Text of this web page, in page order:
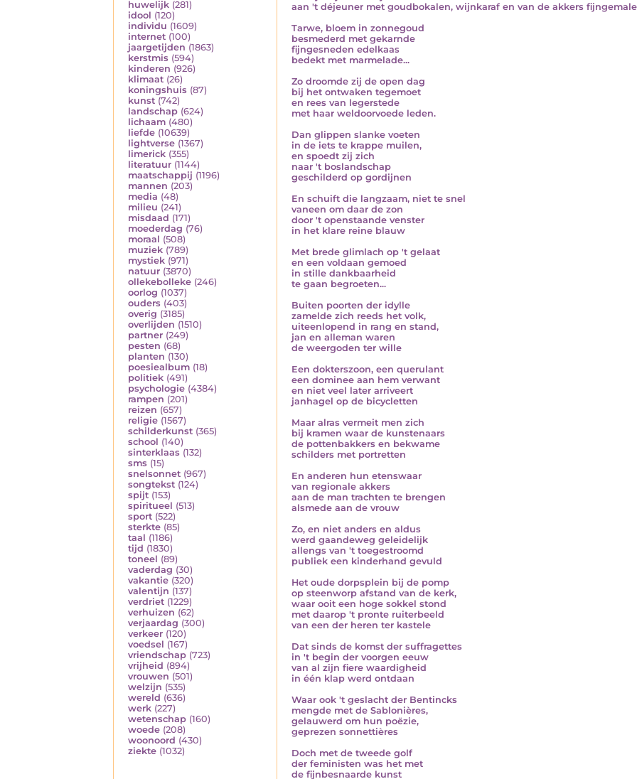
huwelijk (281)
idool (120)
individu (1609)
internet (100)
jaargetijden (1863)
kerstmis (594)
kinderen (926)
klimaat (26)
koningshuis (87)
kunst (742)
landschap (624)
lichaam (480)
liefde (10639)
lightverse (1367)
limerick (355)
literatuur (1144)
maatschappij (1196)
mannen (203)
media (48)
milieu (241)
misdaad (171)
moederdag (76)
moraal (508)
muziek (789)
mystiek (971)
natuur (3870)
ollekebolleke (246)
oorlog (1037)
ouders (403)
overig (3185)
overlijden (1510)
partner (249)
pesten (68)
planten (130)
poesiealbum (18)
politiek (491)
psychologie (4384)
rampen (201)
reizen (657)
religie (1567)
schilderkunst (365)
school (140)
sinterklaas (132)
sms (15)
snelsonnet (967)
songtekst (124)
spijt (153)
spiritueel (513)
sport (522)
sterkte (85)
taal (1186)
tijd (1830)
toneel (89)
vaderdag (30)
vakantie (320)
valentijn (137)
verdriet (1229)
verhuizen (62)
verjaardag (300)
verkeer (120)
voedsel (167)
vriendschap (723)
vrijheid (894)
vrouwen (501)
welzijn (535)
wereld (636)
werk (227)
wetenschap (160)
woede (208)
woonoord (430)
ziekte (1032)
aan 't déjeuner met goudbokalen, wijnkaraf en van de akkers
Tarwe, bloem in zonnegoud
besmederd met gekarnde
fijngesneden edelkaas
bedekt met marmelade...
Zo droomde zij de open dag
bij het ontwaken tegemoet
en rees van legerstede
met haar weldoorvoede leden.
Dan glippen slanke voeten
in de iets te krappe muilen,
en spoedt zij zich
naar 't boslandschap
geschilderd op gordijnen
En schuift die langzaam, niet te snel
vaneen om daar de zon
door 't openstaande venster
in het klare reine blauw
Met brede glimlach op 't gelaat
en een voldaan gemoed
in stille dankbaarheid
te gaan begroeten...
Buiten poorten der idylle
zamelde zich reeds het volk,
uiteenlopend in rang en stand,
jan en alleman waren
de weergoden ter wille
Een dokterszoon, een querulant
een dominee aan hem verwant
en niet veel later arriveert
janhagel op de bicycletten
Maar alras vermeit men zich
bij kramen waar de kunstenaars
de pottenbakkers en bekwame
schilders met portretten
En anderen hun etenswaar
van regionale akkers
aan de man trachten te brengen
alsmede aan de vrouw
Zo, en niet anders en aldus
werd gaandeweg geleidelijk
allengs van 't toegestroomd
publiek een kinderhand gevuld
Het oude dorpsplein bij de pomp
op steenworp afstand van de kerk,
waar ooit een hoge sokkel stond
met daarop 't pronte ruiterbeeld
van een der heren ter kastele
Dat sinds de komst der suffragettes
in 't begin der voorgen eeuw
van al zijn fiere waardigheid
in één klap werd ontdaan
Waar ook 't geslacht der Bentincks
mengde met de Sablonières,
gelauwerd om hun poëzie,
geprezen sonnettières
Doch met de tweede golf
der feministen was het met
de fijnbesnaarde kunst